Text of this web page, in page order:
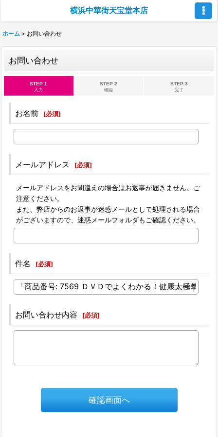
横浜中華街天宝堂本店
ホーム > お問い合わせ
お問い合わせ
STEP 1
入力
STEP 2
確認
STEP 3
完了
お名前 [必須]
メールアドレス [必須]
メールアドレスをお間違えの場合はお返事が届きません。ご
注意ください。
また、弊店からのお返事が迷惑メールとして処理される場合
がございますので、迷惑メールフォルダもご確認ください。
件名 [必須]
お問い合わせ内容 [必須]
確認画面へ